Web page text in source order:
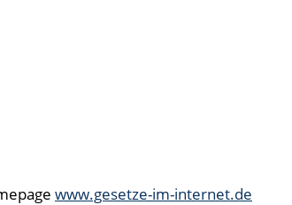
www.gesetze-im-internet.de